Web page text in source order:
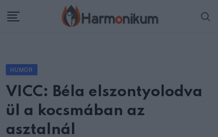
HUMOR
VICC: Béla elszontyolodva
ül a kocsmában az
asztalnál